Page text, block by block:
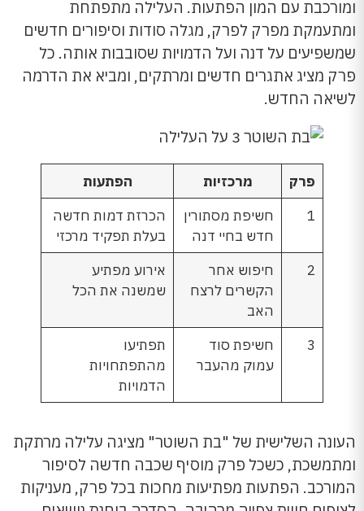
ומורכבת עם המון הפתעות. העלילה מתפתחת
ומתעמקת מפרק לפרק, מגלה סודות וסיפורים חדשים
שמשפיעים על דנה ועל הדמויות שסובבות אותה. כל
פרק מציג אתגרים חדשים ומרתקים, ומביא את הדרמה
לשיאה החדש.
פרק מרכזיות
הפתעות
1
חשיפת מסתורין
חדש בחיי דנה
הכרזת דמות חדשה
בעלת תפקיד מרכזי
2
חיפוש אחר
הקשרים לרצח
האב
אירוע מפתיע
שמשנה את הכל
3
חשיפת סוד
עמוק מהעבר
תפתיעו
מהתפתחויות
הדמויות
העונה השלישית של "בת השוטר" מציגה עלילה מרתקת
ומתמשכת, כשכל פרק מוסיף שכבה חדשה לסיפור
המורכב. הפתעות מפתיעות מחכות בכל פרק, מעניקות